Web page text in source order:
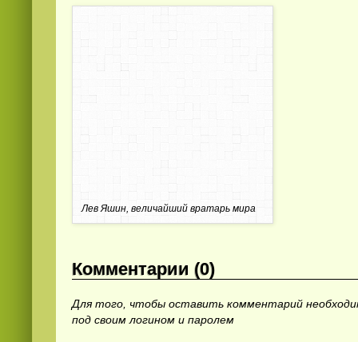
Лев Яшин, величайший вратарь мира
Комментарии (0)
Для того, чтобы оставить комментарий
под своим логином и паролем